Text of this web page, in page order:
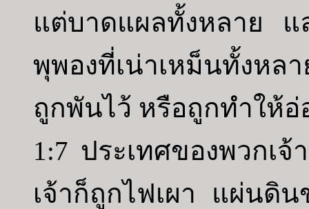
แต่บาดแผลทั้งหลาย แ
พุพองที่เน่าเหม็นทั้งหล
ถูกพันไว้ หรือถูกทำให้
1:7 ประเทศของพวกเ
เจ้าก็ถูกไฟเผา แผ่นดิ